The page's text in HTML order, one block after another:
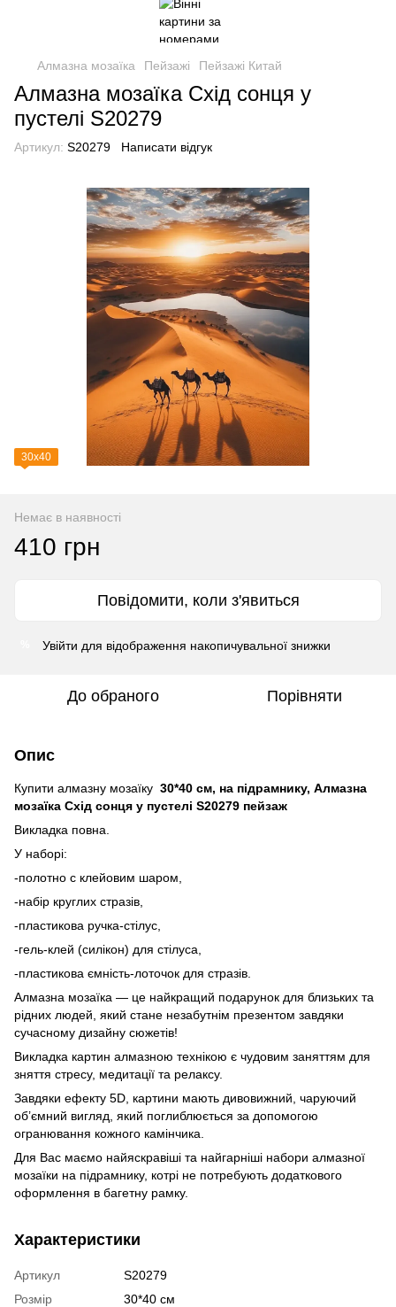
Алмазна мозаїка Пейзажі Пейзажі Китай
Алмазна мозаїка Схід сонця у
пустелі S20279
Артикул: S20279 Написати відгук
30х40
Немає в наявності
410 грн
Повідомити, коли з'явиться
Увійти для відображення накопичувальної знижки
До обраного Порівняти
Опис
Купити алмазну мозаїку 30*40 см, на підрамнику, Алмазна
мозаїка Схід сонця у пустелі S20279 пейзаж
Викладка повна.
У наборі:
-полотно с клейовим шаром,
-набір круглих стразів,
-пластикова ручка-стілус,
-гель-клей (силікон) для стілуса,
-пластикова ємність-лоточок для стразів.
Алмазна мозаїка — це найкращий подарунок для близьких та
рідних людей, який стане незабутнім презентом завдяки
сучасному дизайну сюжетів!
Викладка картин алмазною технікою є чудовим заняттям для
зняття стресу, медитації та релаксу.
Завдяки ефекту 5D, картини мають дивовижний, чаруючий
об’ємний вигляд, який поглиблюється за допомогою
огранювання кожного камінчика.
Для Вас маємо найяскравіші та найгарніші набори алмазної
мозаїки на підрамнику, котрі не потребують додаткового
оформлення в багетну рамку.
Характеристики
Артикул
S20279
Розмір
30*40 см